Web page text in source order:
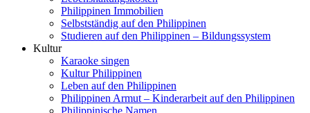
Philippinen Immobilien
Selbstständig auf den Philippinen
Studieren auf den Philippinen – Bildungssystem
Kultur
Karaoke singen
Kultur Philippinen
Leben auf den Philippinen
Philippinen Armut – Kinderarbeit auf den Philippinen
Philippinische Namen